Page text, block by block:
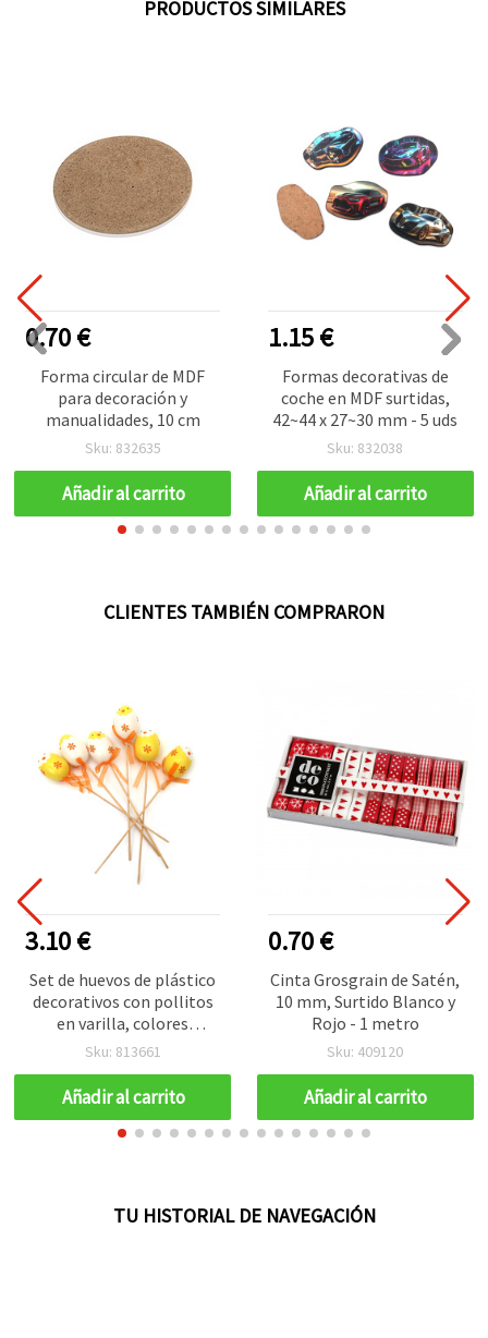
PRODUCTOS SIMILARES
0.70 €
Forma circular de MDF
para decoración y
manualidades, 10 cm
Sku: 832635
Añadir al carrito
1.15 €
Formas decorativas de
coche en MDF surtidas,
42~44 x 27~30 mm - 5 uds
Sku: 832038
Añadir al carrito
CLIENTES TAMBIÉN COMPRARON
3.10 €
Set de huevos de plástico
decorativos con pollitos
en varilla, colores
surtidos, 57 x 40 mm, 250
Sku: 813661
Añadir al carrito
0.70 €
Cinta Grosgrain de Satén,
10 mm, Surtido Blanco y
Rojo - 1 metro
Sku: 409120
Añadir al carrito
TU HISTORIAL DE NAVEGACIÓN